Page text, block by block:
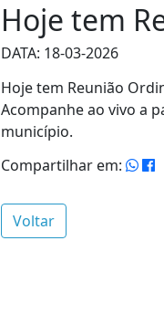
Hoje tem
DATA: 18-03-2026
Hoje tem Reunião
Acompanhe ao vivo a
município.
Compartilhar em:
Voltar